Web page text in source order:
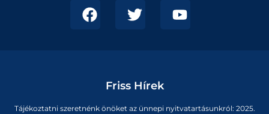
Friss Hírek
Tájékoztatni szeretnénk önöket az ünnepi nyitvatartásunkról: 2025.